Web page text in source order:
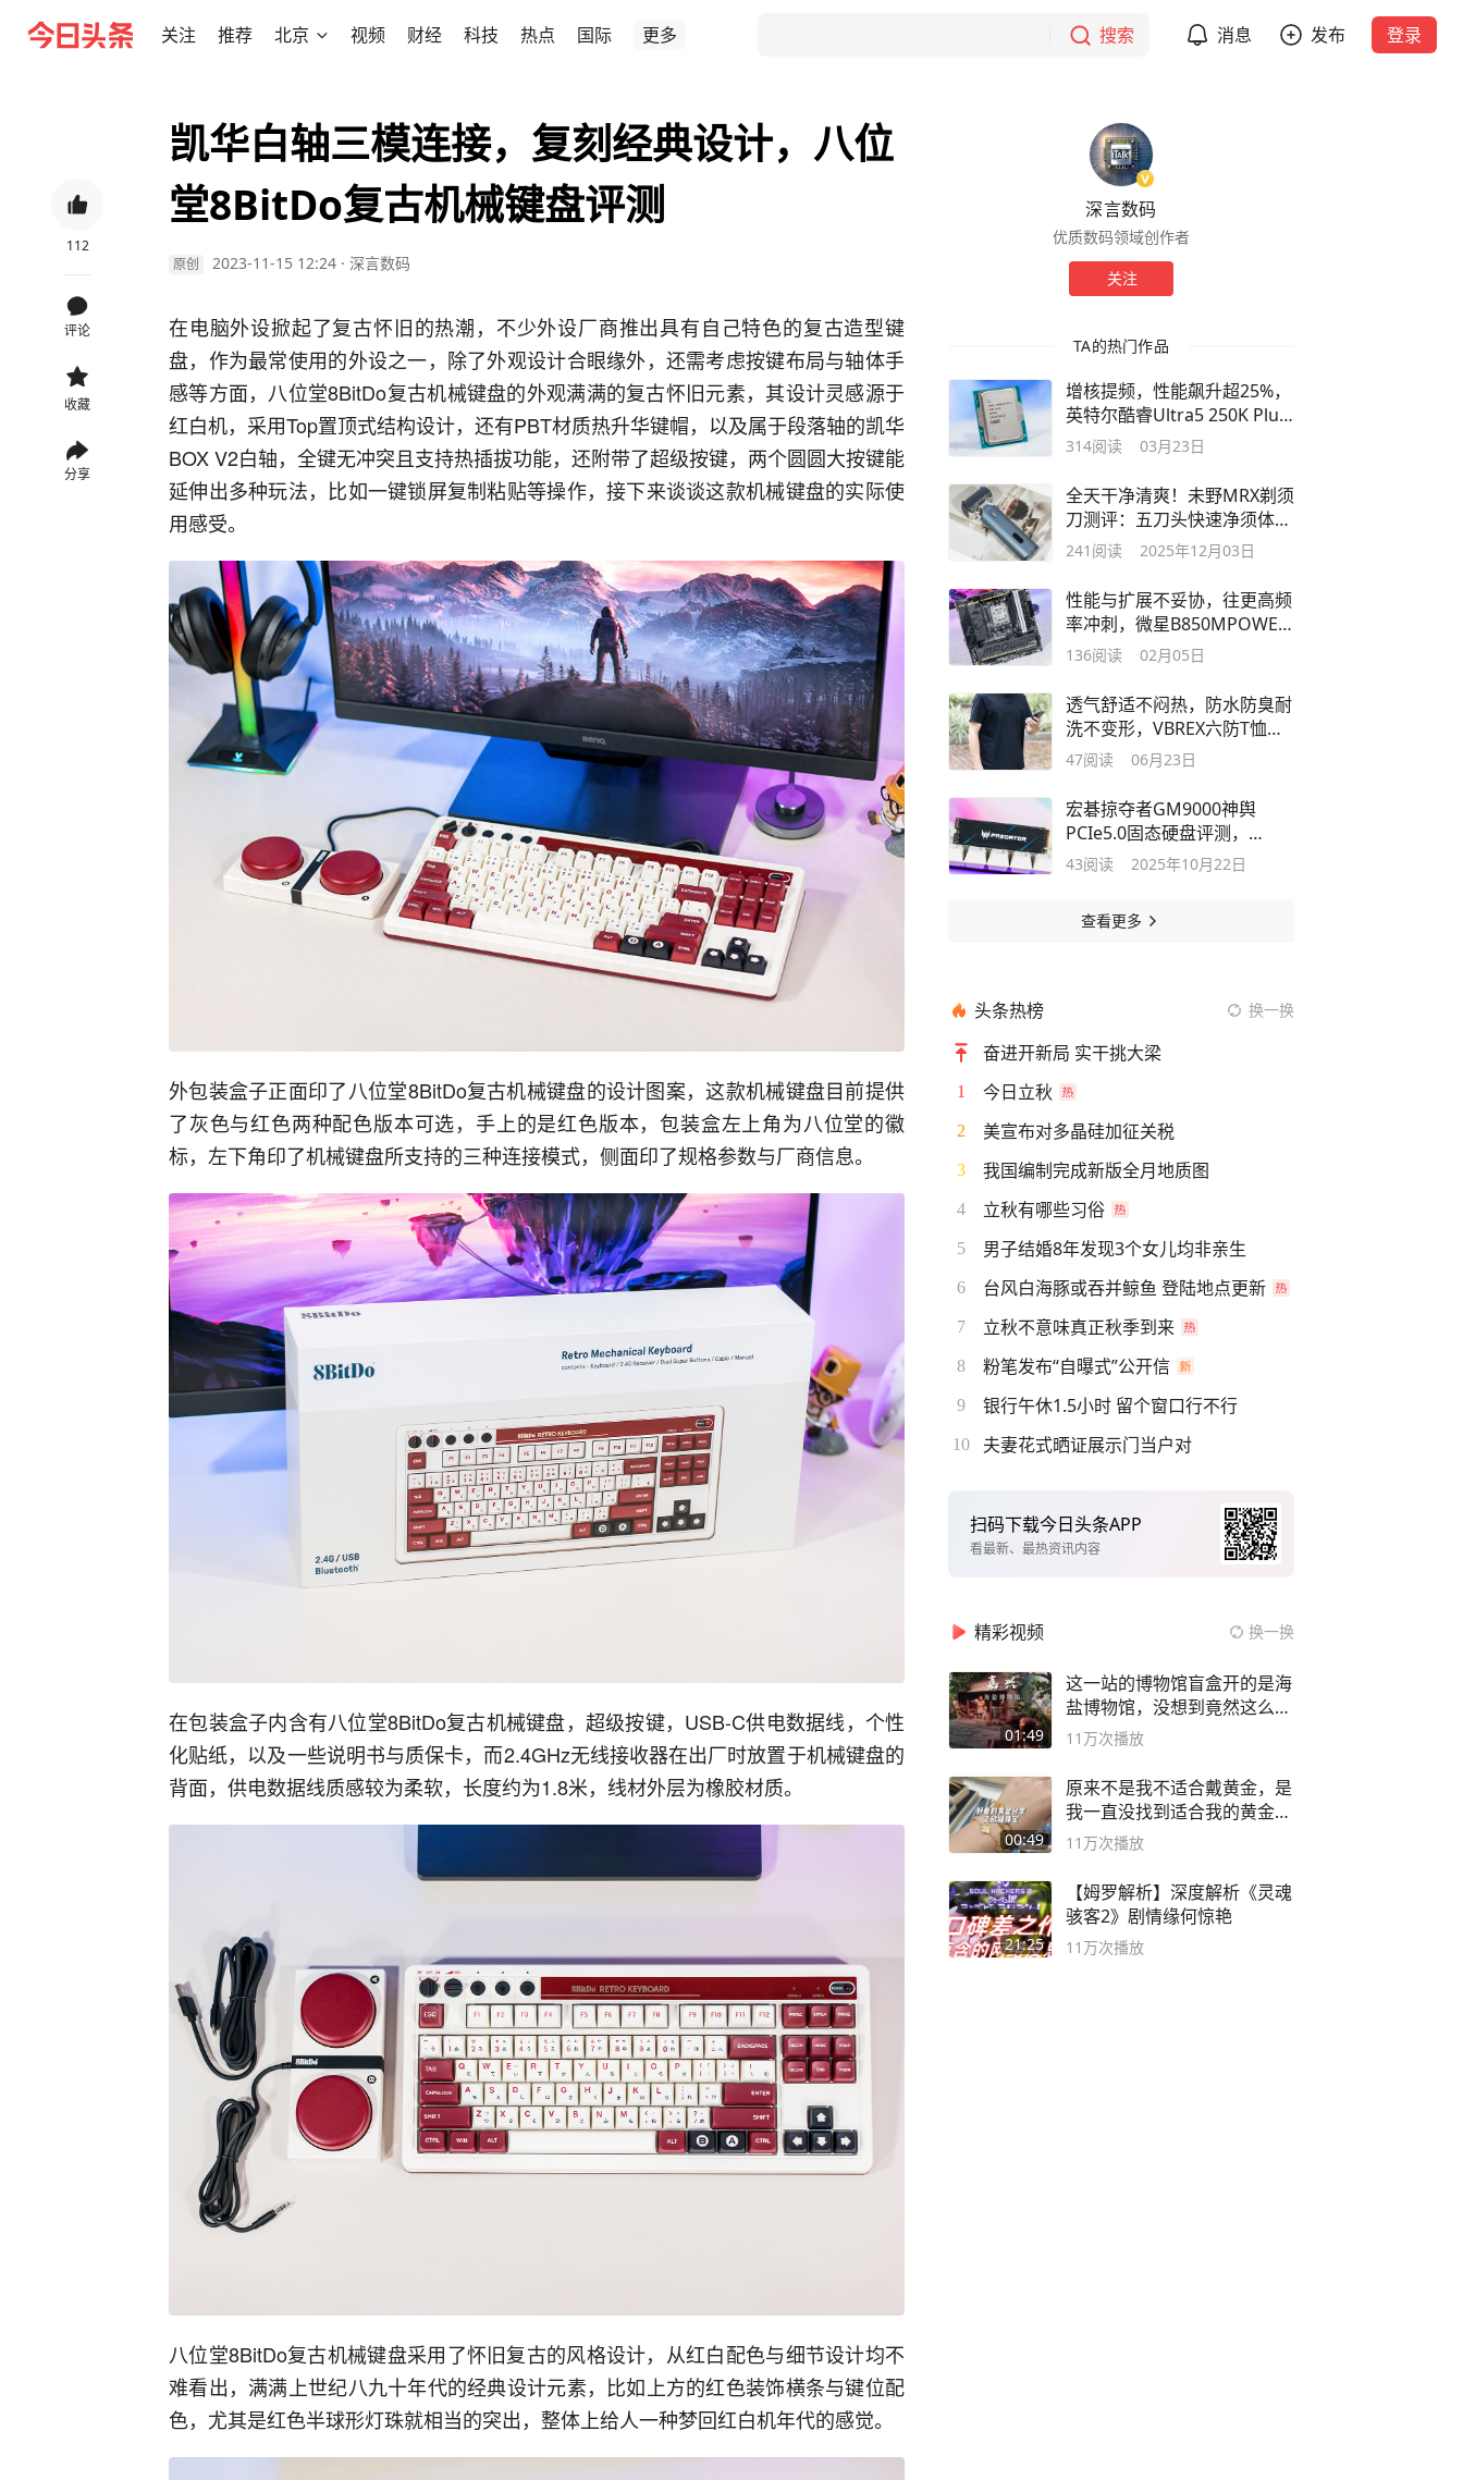
关注 推荐 北京 视频 财经 科技 热点 国际 更多 搜索 消息 发布 登录
112
评论
收藏
分享
凯华白轴三模连接，复刻经典设计，八位
堂8BitDo复古机械键盘评测
原创 2023-11-15 12:24 · 深言数码
在电脑外设掀起了复古怀旧的热潮，不少外设厂商推出具有自己特色的复古造型键
盘，作为最常使用的外设之一，除了外观设计合眼缘外，还需考虑按键布局与轴体手
感等方面，八位堂8BitDo复古机械键盘的外观满满的复古怀旧元素，其设计灵感源于
红白机，采用Top置顶式结构设计，还有PBT材质热升华键帽，以及属于段落轴的凯华
BOX V2白轴，全键无冲突且支持热插拔功能，还附带了超级按键，两个圆圆大按键能
延伸出多种玩法，比如一键锁屏复制粘贴等操作，接下来谈谈这款机械键盘的实际使
用感受。
外包装盒子正面印了八位堂8BitDo复古机械键盘的设计图案，这款机械键盘目前提供
了灰色与红色两种配色版本可选，手上的是红色版本，包装盒左上角为八位堂的徽
标，左下角印了机械键盘所支持的三种连接模式，侧面印了规格参数与厂商信息。
在包装盒子内含有八位堂8BitDo复古机械键盘，超级按键，USB-C供电数据线，个性
化贴纸，以及一些说明书与质保卡，而2.4GHz无线接收器在出厂时放置于机械键盘的
背面，供电数据线质感较为柔软，长度约为1.8米，线材外层为橡胶材质。
八位堂8BitDo复古机械键盘采用了怀旧复古的风格设计，从红白配色与细节设计均不
难看出，满满上世纪八九十年代的经典设计元素，比如上方的红色装饰横条与键位配
色，尤其是红色半球形灯珠就相当的突出，整体上给人一种梦回红白机年代的感觉。
深言数码
优质数码领域创作者
关注
TA的热门作品
增核提频，性能飙升超25%，
英特尔酷睿Ultra5 250K Plus
处理器测评
314阅读 03月23日
全天干净清爽！未野MRX剃须
刀测评：五刀头快速净须体验
赛千元款
241 阅读 2025年12月03日
性能与扩展不妥协，往更高频
率冲刺，微星B850MPOWER
主板评测
136阅读 02月05日
透气舒适不闷热，防水防臭耐
洗不变形，VBREX六防T恤体
验
47阅读 06月23日
宏碁掠夺者GM9000神舆
PCIe5.0固态硬盘评测，
14GB/s！性能全释放
43阅读 2025年10月22日
查看更多
头条热榜 换一换
奋进开新局 实干挑大梁
1 今日立秋
2 美宣布对多晶硅加征关税
3 我国编制完成新版全月地质图
4 立秋有哪些习俗
5 男子结婚8年发现3个女儿均非亲生
6 台风白海豚或吞并鲸鱼 登陆地点更新
7 立秋不意味真正秋季到来
8 粉笔发布“自曝式”公开信
9 银行午休1.5小时 留个窗口行不行
10 夫妻花式晒证展示门当户对
扫码下载今日头条APP
看最新、最热资讯内容
精彩视频 换一换
01:49
这一站的博物馆盲盒开的是海
盐博物馆，没想到竟然这么好
逛！
11万次播放
00:49
原来不是我不适合戴黄金，是
我一直没找到适合我的黄金
😭
11万次播放
21:25
【姆罗解析】深度解析《灵魂
骇客2》剧情缘何惊艳
11万次播放